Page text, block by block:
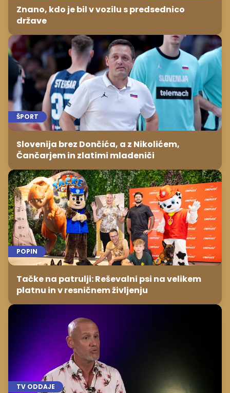
Znano, kdo je bil v vozilu s predsednico
države
ŠPORT
Slovenija brez Dončića, a z Nikolićem,
Čančarjem in zlatimi mladeniči
POPIN
Tačke na patrulji: Reševalni psi na velikem
platnu in v resničnem življenju
TV ODDAJE